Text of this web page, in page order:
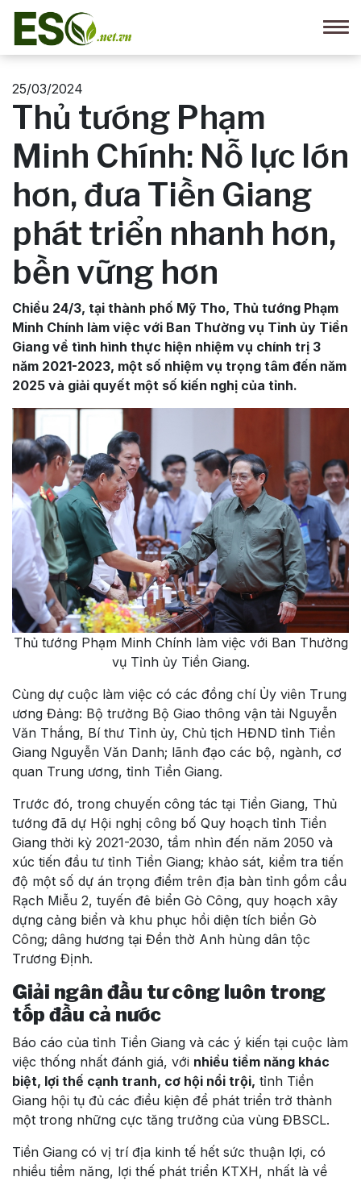
25/03/2024
Thủ tướng Phạm
Minh Chính: Nỗ lực lớn
hơn, đưa Tiền Giang
phát triển nhanh hơn,
bền vững hơn
Chiều 24/3, tại thành phố Mỹ Tho, Thủ tướng Phạm
Minh Chính làm việc với Ban Thường vụ Tỉnh ủy Tiền
Giang về tình hình thực hiện nhiệm vụ chính trị 3
năm 2021-2023, một số nhiệm vụ trọng tâm đến năm
2025 và giải quyết một số kiến nghị của tỉnh.
Thủ tướng Phạm Minh Chính làm việc với Ban Thường
vụ Tỉnh ủy Tiền Giang.
Cùng dự cuộc làm việc có các đồng chí Ủy viên Trung
ương Đảng: Bộ trưởng Bộ Giao thông vận tải Nguyễn
Văn Thắng, Bí thư Tỉnh ủy, Chủ tịch HĐND tỉnh Tiền
Giang Nguyễn Văn Danh; lãnh đạo các bộ, ngành, cơ
quan Trung ương, tỉnh Tiền Giang.
Trước đó, trong chuyến công tác tại Tiền Giang, Thủ
tướng đã dự Hội nghị công bố Quy hoạch tỉnh Tiền
Giang thời kỳ 2021-2030, tầm nhìn đến năm 2050 và
xúc tiến đầu tư tỉnh Tiền Giang; khảo sát, kiểm tra tiến
độ một số dự án trọng điểm trên địa bàn tỉnh gồm cầu
Rạch Miễu 2, tuyến đê biển Gò Công, quy hoạch xây
dựng cảng biển và khu phục hồi diện tích biển Gò
Công; dâng hương tại Đền thờ Anh hùng dân tộc
Trương Định.
Giải ngân đầu tư công luôn trong
tốp đầu cả nước
Báo cáo của tỉnh Tiền Giang và các ý kiến tại cuộc làm
việc thống nhất đánh giá, với nhiều tiềm năng khác
biệt, lợi thế cạnh tranh, cơ hội nổi trội, tỉnh Tiền
Giang hội tụ đủ các điều kiện để phát triển trở thành
một trong những cực tăng trưởng của vùng ĐBSCL.
Tiền Giang có vị trí địa kinh tế hết sức thuận lợi, có
nhiều tiềm năng, lợi thế phát triển KTXH, nhất là về